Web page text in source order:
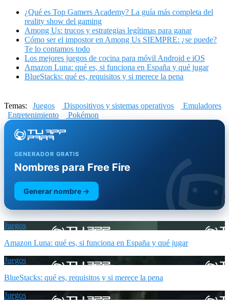
¿Qué es Top Gamers Academy? La guía más completa del
reality show del gaming
Among Us: trucos y estrategias legítimas para ganar
Cómo ser el impostor en Among Us SIEMPRE: ¿se puede?
Te lo contamos todo
Los mejores juegos de cocina para móvil Android e iOS
Amazon Luna: qué es, si funciona en España y qué jugar
BlueStacks: qué es, requisitos y si merece la pena
Temas: Juegos Dispositivos y sistemas operativos
Emuladores
Entretenimiento
Pokémon
GENERADOR GRATIS
Nombres para Free Fire
Generar nombre →
Juegos
Amazon Luna: qué es, si funciona en España y qué jugar
Juegos
BlueStacks: qué es, requisitos y si merece la pena
Juegos